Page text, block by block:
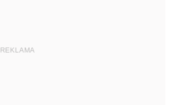
REKLAMA